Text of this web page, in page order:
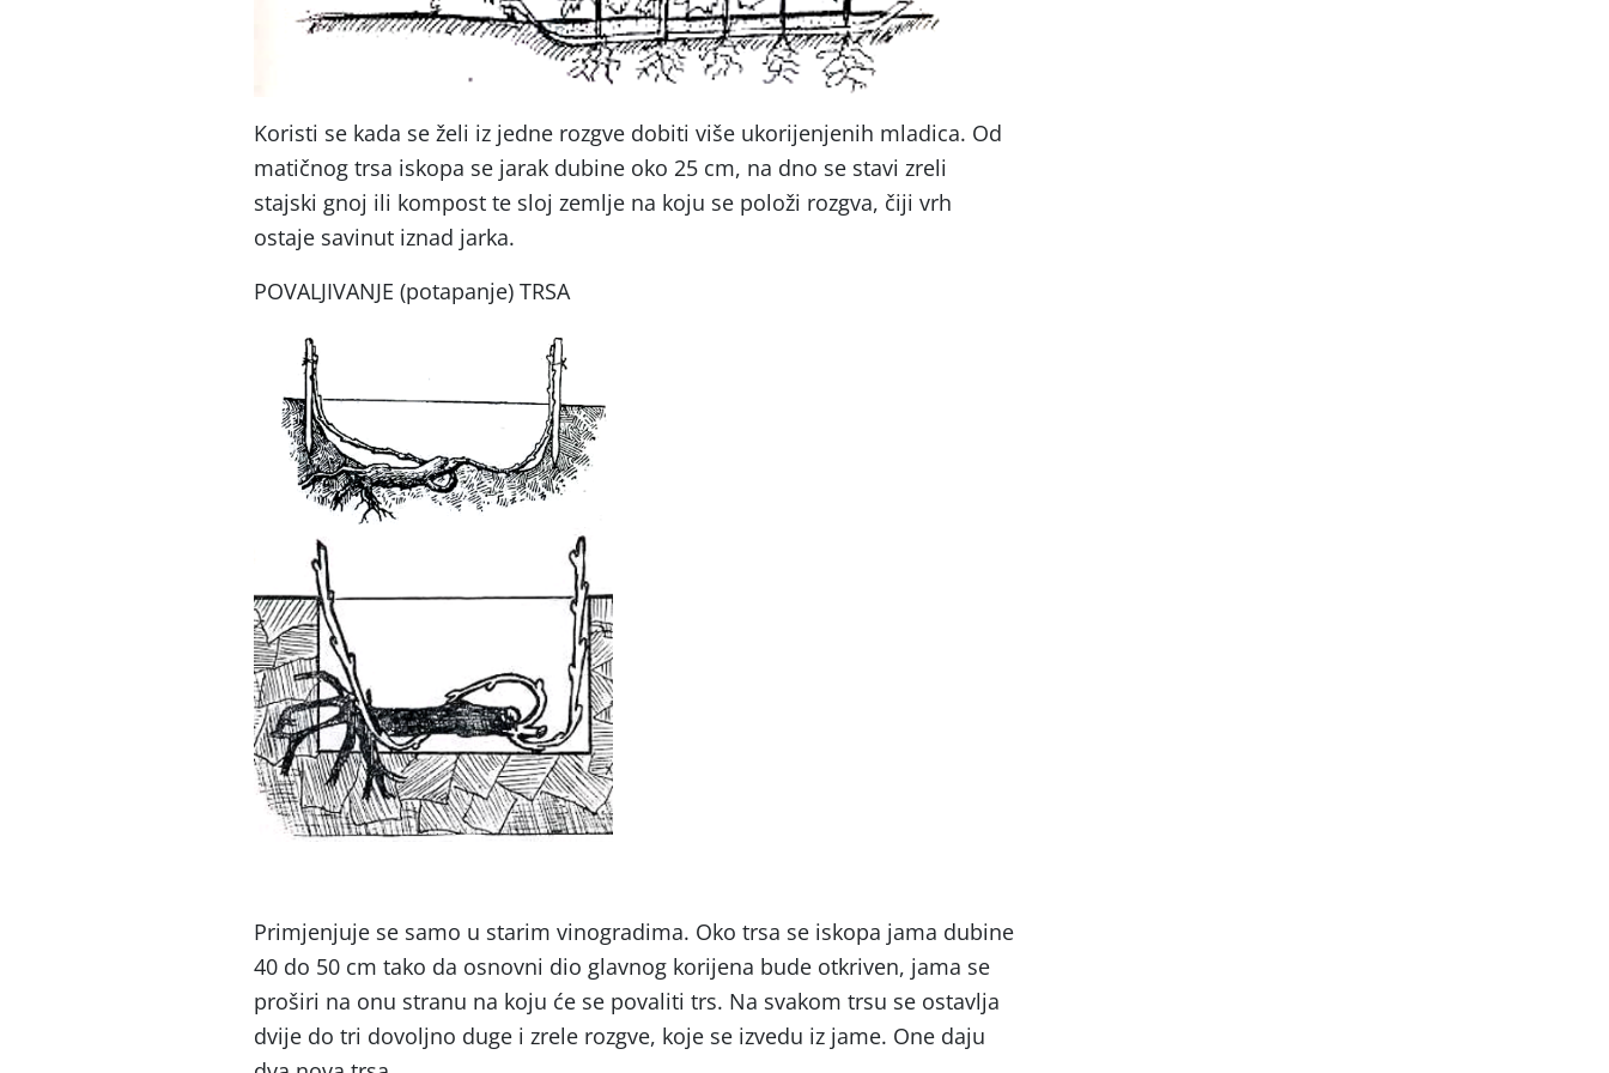
Koristi se kada se želi iz jedne rozgve dobiti više ukorijenjenih mladica. Od
matičnog trsa iskopa se jarak dubine oko 25 cm, na dno se stavi zreli
stajski gnoj ili kompost te sloj zemlje na koju se položi rozgva, čiji vrh
ostaje savinut iznad jarka.
POVALJIVANJE (potapanje) TRSA
Primjenjuje se samo u starim vinogradima. Oko trsa se iskopa jama dubine
40 do 50 cm tako da osnovni dio glavnog korijena bude otkriven, jama se
proširi na onu stranu na koju će se povaliti trs. Na svakom trsu se ostavlja
dvije do tri dovoljno duge i zrele rozgve, koje se izvedu iz jame. One daju